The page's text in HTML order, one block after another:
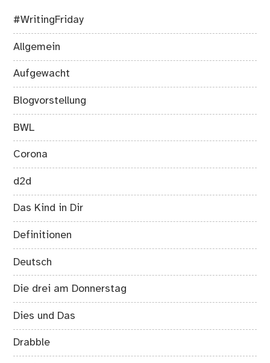
#WritingFriday
Allgemein
Aufgewacht
Blogvorstellung
BWL
Corona
d2d
Das Kind in Dir
Definitionen
Deutsch
Die drei am Donnerstag
Dies und Das
Drabble